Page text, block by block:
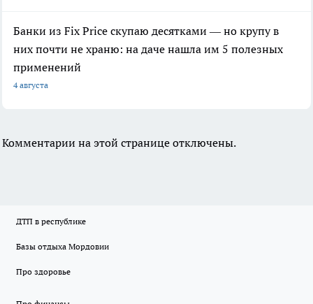
Банки из Fix Price скупаю десятками — но крупу в
них почти не храню: на даче нашла им 5 полезных
применений
4 августа
Комментарии на этой странице отключены.
ДТП в республике
Базы отдыха Мордовии
Про здоровье